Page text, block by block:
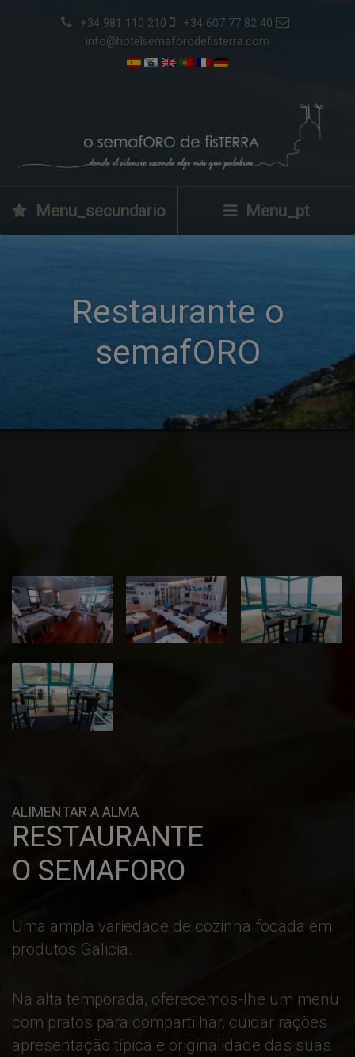
+34 981 110 210
+34 607 77 82 40
info@hotelsemaforodefisterra.com
Menu_secundario Menu_pt
Restaurante o
semafORO
ALIMENTAR A ALMA
RESTAURANTE
O SEMAFORO
Uma ampla variedade de cozinha focada em
produtos Galicia.
Na alta temporada, oferecemos-lhe um menu
com pratos para compartilhar, cuidar rações
apresentação típica e originalidade das suas